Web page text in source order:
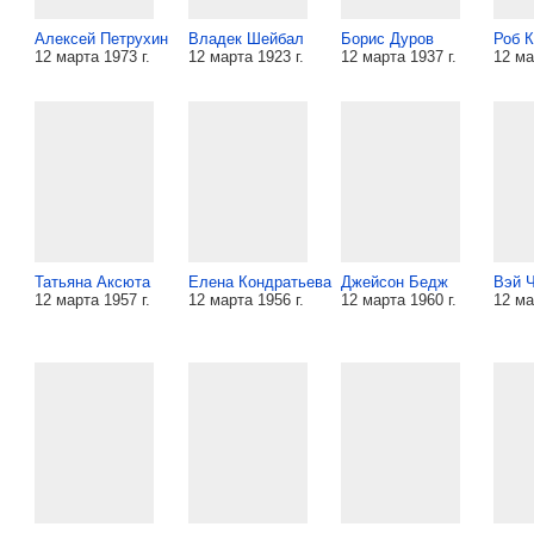
Алексей Петрухин
12 марта 1973 г.
Владек Шейбал
12 марта 1923 г.
Борис Дуров
12 марта 1937 г.
Роб
12
Татьяна Аксюта
12 марта 1957 г.
Елена Кондратьева
12 марта 1956 г.
Джейсон Бедж
12 марта 1960 г.
Вэй
12